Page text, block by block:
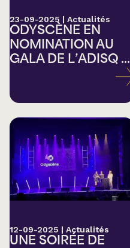
23-09-2025 | Actualités
ODYSCÈNE EN
NOMINATION AU
GALA DE L’ADISQ ...
12-09-2025 | Actualités
UNE SOIRÉE DE